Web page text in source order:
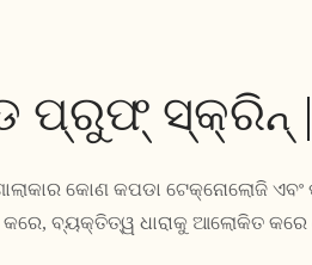
ପ୍ରୁଫ୍ ସ୍କ୍ରିନ୍ |
କୋଣ କପଡା ଟେକ୍ନୋଲୋଜି
ବ୍ୟକ୍ତିତ୍ୱ ଧାରାକୁ ଆଲୋକିତ